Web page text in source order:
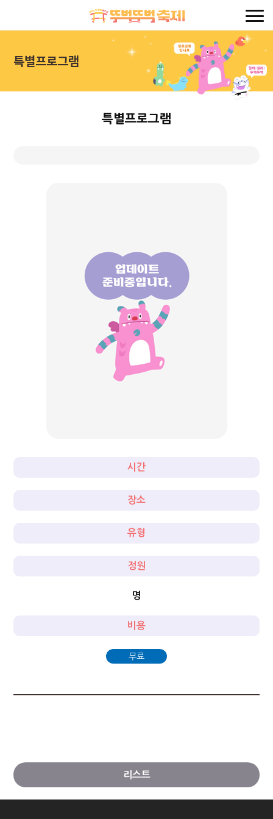
특별프로그램
특별프로그램
시간
장소
유형
정원
명
비용
무료
리스트